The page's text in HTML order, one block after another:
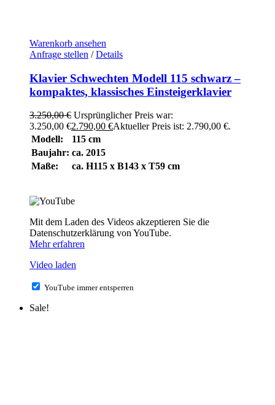
Warenkorb ansehen
Anfrage stellen / Details
Klavier Schwechten Modell 115 schwarz –
kompaktes, klassisches Einsteigerklavier
3.250,00€ Ursprünglicher Preis war:
3.250,00 €2.790,00 €Aktueller Preis ist: 2.790,00 €.
Modell:
115 cm
Baujahr: ca. 2015
Maße:
ca. H115 x B143 x T59 cm
Mit dem Laden des Videos akzeptieren Sie die
Datenschutzerklärung von YouTube.
Mehr erfahren
Video laden
YouTube immer entsperren
Sale!